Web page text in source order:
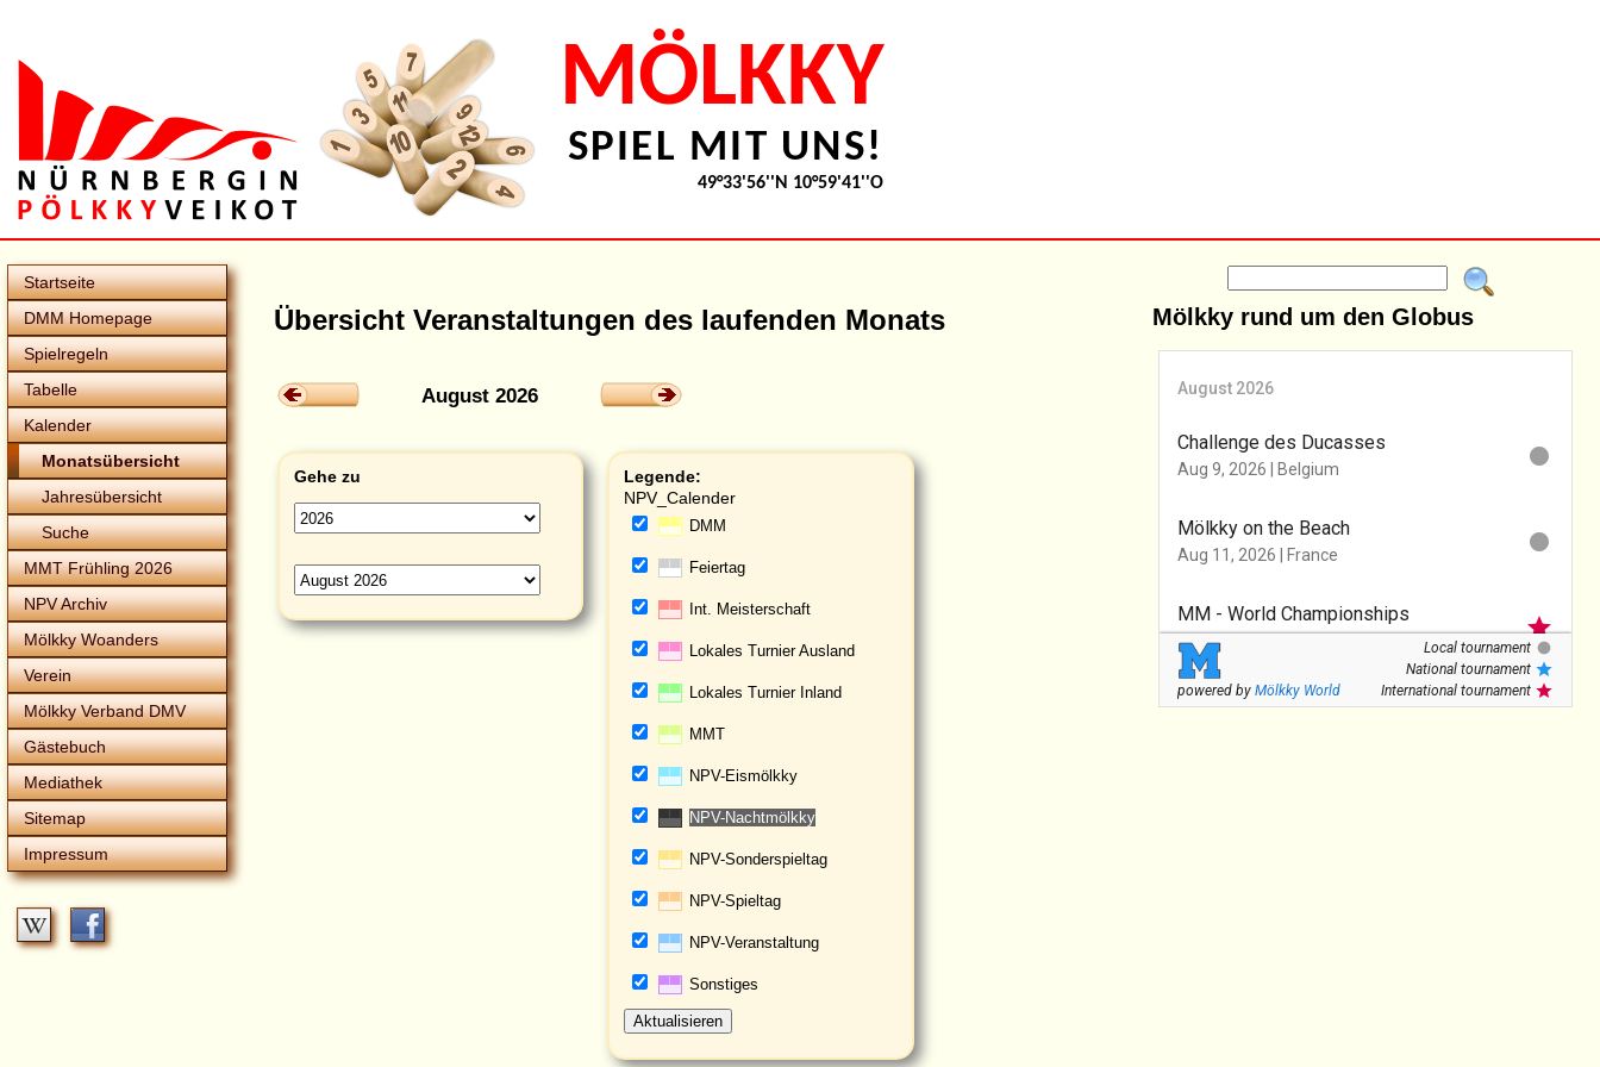
MÖLKKY
SPIEL MIT UNS!
49°33'56''N 10°59'41''O
Startseite
DMM Homepage
Spielregeln
Tabelle
Kalender
Monatsübersicht
Jahresübersicht
Suche
MMT Frühling 2026
NPV Archiv
Mölkky Woanders
Verein
Mölkky Verband DMV
Gästebuch
Mediathek
Sitemap
Impressum
Übersicht Veranstaltungen des laufenden Monats
August 2026
Gehe zu
Legende:
NPV_Calender
▀▀ DMM
▀▀ Feiertag
▀▀ Int. Meisterschaft
▀▀ Lokales Turnier Ausland
▀▀ Lokales Turnier Inland
▀▀ MMT
▀▀ NPV-Eismölkky
▀▀ NPV-Nachtmölkky
▀▀ NPV-Sonderspieltag
▀▀ NPV-Spieltag
▀▀ NPV-Veranstaltung
▀▀ Sonstiges
Mölkky rund um den Globus